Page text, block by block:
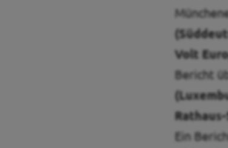
Volt
Bericht
Ein